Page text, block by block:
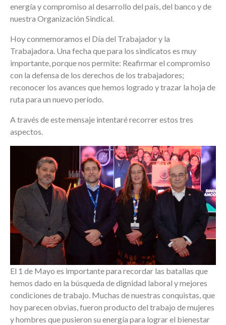
energía y compromiso al desarrollo del país, del banco y de
nuestra Organización Sindical.
Hoy conmemoramos el Día del Trabajador y la
Trabajadora. Una fecha que para los sindicatos es muy
importante, porque nos permite: Reafirmar el compromiso
con la defensa de los derechos de los trabajadores;
reconocer los avances que hemos logrado y trazar la hoja de
ruta para un nuevo período.
A través de este mensaje intentaré recorrer estos tres
aspectos.
El 1 de Mayo es importante para recordar las batallas que
hemos dado en la búsqueda de dignidad laboral y mejores
condiciones de trabajo. Muchas de nuestras conquistas, que
hoy parecen obvias, fueron producto del trabajo de mujeres
y hombres que pusieron su energía para lograr el bienestar